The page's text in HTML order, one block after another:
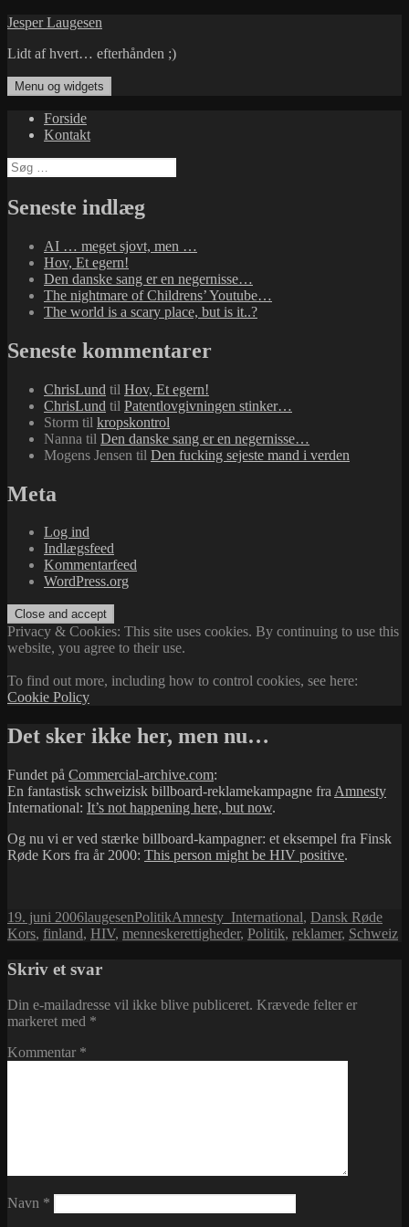
Hop
indhold
Jesper Laugesen
Lidt af hvert… efterhånden ;)
Menu og widgets
Forside
Kontakt
Søg
efter:
Seneste indlæg
AI … meget sjovt, men …
Hov, Et egern!
Den danske sang er en negernisse…
The nightmare of Childrens’ Youtube…
The world is a scary place, but is it..?
Seneste kommentarer
ChrisLund til Hov, Et egern!
ChrisLund til Patentlovgivningen stinker…
Storm til kropskontrol
Nanna til Den danske sang er en negernisse…
Mogens Jensen til Den fucking sejeste mand i verden
Meta
Log ind
Indlægsfeed
Kommentarfeed
WordPress.org
Privacy & Cookies: This site uses cookies. By continuing to use this
website, you agree to their use.
To find out more, including how to control cookies, see here:
Cookie Policy
Det sker ikke her, men nu…
Fundet på Commercial-archive.com:
En fantastisk schweizisk billboard-reklamekampagne fra Amnesty
International: It’s not happening here, but now.
Og nu vi er ved stærke billboard-kampagner: et eksempel fra Finsk
Røde Kors fra år 2000: This person might be HIV positive.
Udgivet
i
19. juni 2006Forfatter
laugesenKategorier
PolitikTags
Amnesty_International, Dansk Røde
Kors, finland, HIV, menneskerettigheder, Politik, reklamer, Schweiz
Skriv et svar
Din e-mailadresse vil ikke blive publiceret. Krævede felter er
markeret med *
Kommentar *
Navn *